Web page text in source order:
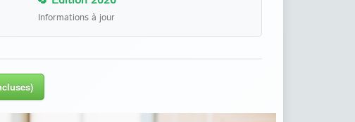
Informations à jour